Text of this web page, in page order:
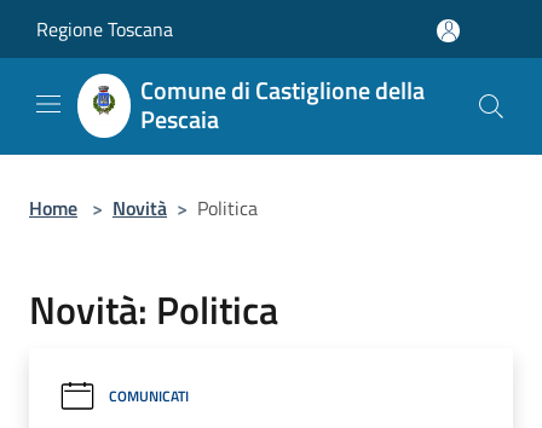
Regione Toscana
Comune di Castiglione della
Pescaia
Home > Novità > Politica
Novità: Politica
COMUNICATI